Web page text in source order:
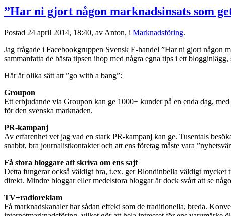
”Har ni gjort någon marknadsinsats som
Postad 24 april 2014, 18:40, av Anton, i Marknadsföring.
Jag frågade i Facebookgruppen Svensk E-handel ”Har ni gjort någon
sammanfatta de bästa tipsen ihop med några egna tips i ett
Här är olika sätt att ”go with a bang”:
Groupon
Ett erbjudande via Groupon kan ge 1000+ kunder på en enda dag,
för den svenska marknaden.
PR-kampanj
Av erfarenhet vet jag vad en stark PR-kampanj kan ge. Tusentals
snabbt, bra journalistkontakter och att ens företag måste vara
Få stora bloggare att skriva om ens sajt
Detta fungerar också väldigt bra, t.ex. ger Blondinbella väldigt
direkt. Mindre bloggar eller medelstora bloggar är dock svårt att se
TV+radioreklam
Få marknadskanaler har sådan effekt som de traditionella, breda.